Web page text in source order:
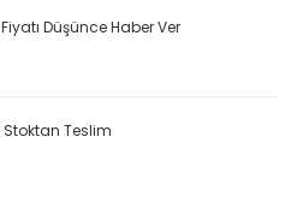
Fiyatı Düşünce Haber Ver
Stoktan Teslim